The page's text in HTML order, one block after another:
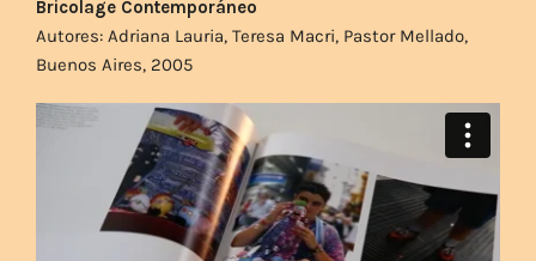
Bricolage Contemporáneo
Autores: Adriana Lauria, Teresa Macri, Pastor Mellado,
Buenos Aires, 2005